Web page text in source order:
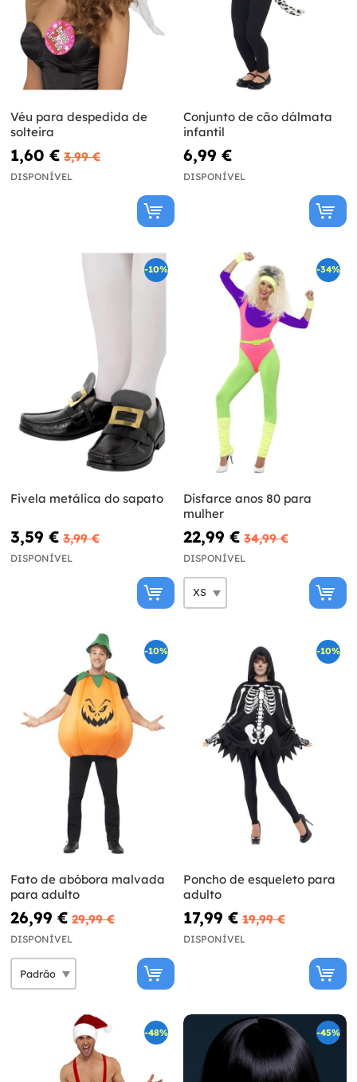
Véu para despedida de
solteira
1,60 € 3,99 €
DISPONÍVEL
Conjunto de cão dálmata
infantil
6,99 €
DISPONÍVEL
-10%
Fivela metálica do sapato
3,59 € 3,99 €
DISPONÍVEL
-34%
Disfarce anos 80 para
mulher
22,99 € 34,99 €
DISPONÍVEL
-10%
Fato de abóbora malvada
para adulto
26,99 € 29,99 €
DISPONÍVEL
-10%
Poncho de esqueleto para
adulto
17,99 € 19,99 €
DISPONÍVEL
-48% -45%